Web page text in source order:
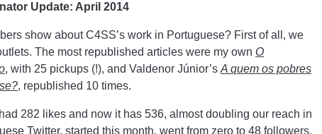
Update: April 2014
show about C4SS’s work in Portuguese? First of all, we
The most republished articles were my own O
, with 25 pickups (!), and Valdenor Júnior’s A quem os pobres
, republished 10 times.
had 282 likes and now it has 536, almost doubling our reach in
Twitter, started this month, went from zero to 48 followers.